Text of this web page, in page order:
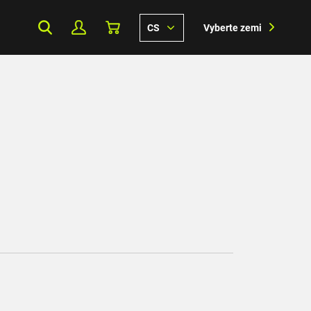
CS Vyberte zemi